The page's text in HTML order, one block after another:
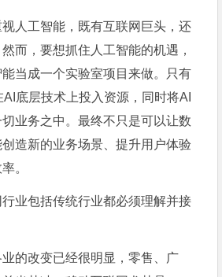
人工智能，既有互联网巨头，还
而，要想抓住人工智能的机遇，
当成一个实验室项目来做。只有
底层技术上投入资源，同时将AI
业务之中。最终不只是可以让数
造新的业务场景、提升用户体验
。
业包括传统行业都必须理解并接
的改变已经很明显，零售、广